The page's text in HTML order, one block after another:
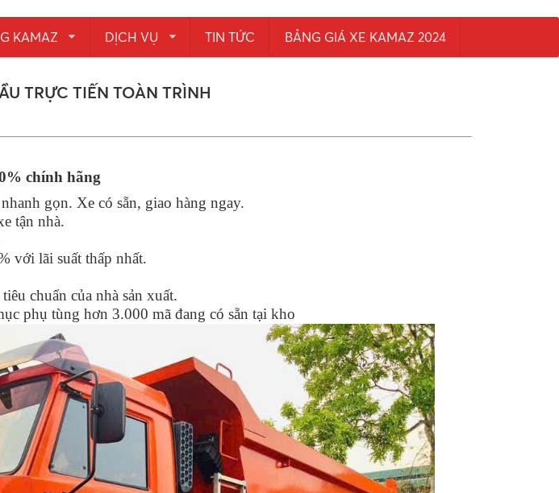
KAMAZ DỊCH VỤ TIN TỨC BẢNG GIÁ XE KAMAZ 2024
TRỰC TIẾN TOÀN TRÌNH
chính hãng
gọn. Xe có sẵn, giao hàng ngay.
tận nhà.
với lãi suất thấp nhất.
chuẩn của nhà sản xuất.
phụ tùng hơn 3.000 mã đang có sẵn tại kho